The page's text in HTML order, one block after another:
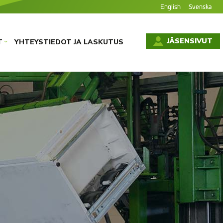
English Svenska
› YHTEYSTIEDOT JA LASKUTUS JÄSENSIVUT